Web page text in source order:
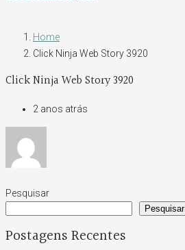
Home
Click Ninja Web Story 3920
Click Ninja Web Story 3920
2 anos atrás
Pesquisar
Pesquisar
Postagens Recentes